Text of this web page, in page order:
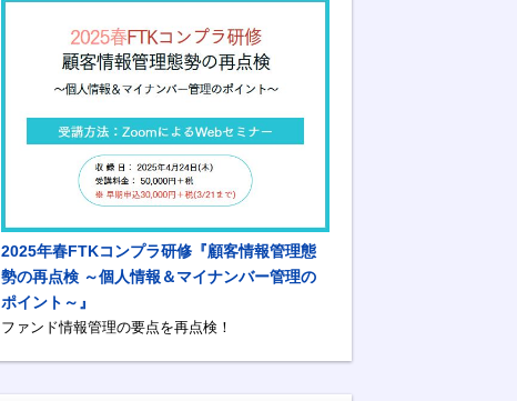
2025年春FTKコンプラ研修『顧客情報管理態
勢の再点検 ～個人情報＆マイナンバー管理の
ポイント～』
ファンド情報管理の要点を再点検！